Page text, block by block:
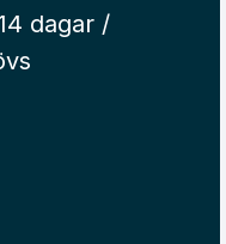
dagar /